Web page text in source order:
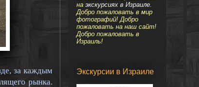
за каждым
рынка.
на экскурсиях в Израиле.
Добро пожаловать в мир
фотографий! Добро
пожаловать на наш сайт!
Добро пожаловать в
Израиль!
Экскурсии в Израиле